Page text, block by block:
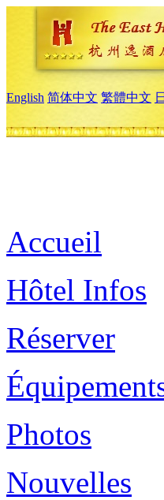
English 简体中文 繁體中文
Accueil
Hôtel Infos
Réserver
Photos
Nouvelles